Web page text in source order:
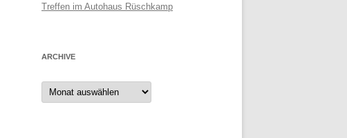
Treffen im Autohaus Rüschkamp
ARCHIVE
Archive